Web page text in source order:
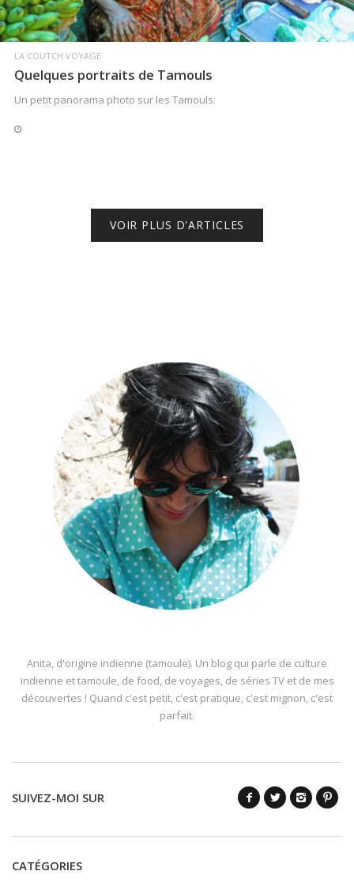
LA COUTCH VOYAGE
Quelques portraits de Tamouls
Un petit panorama photo sur les Tamouls.
VOIR PLUS D'ARTICLES
Anita, d'origine indienne (tamoule). Un blog qui parle de culture
indienne et tamoule, de food, de voyages, de séries TV et de mes
découvertes ! Quand c'est petit, c'est pratique, c'est mignon, c'est
parfait.
SUIVEZ-MOI SUR
CATÉGORIES